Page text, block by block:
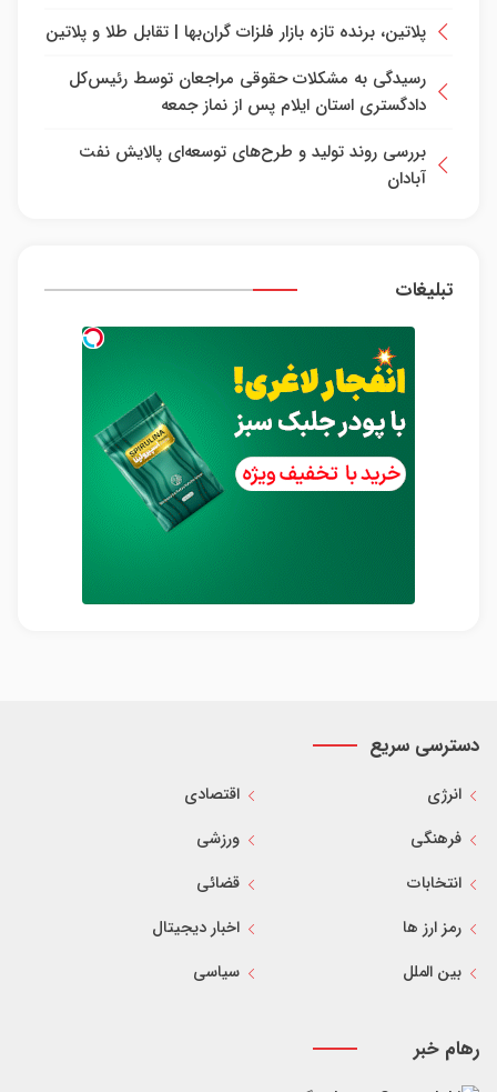
پلاتین، برنده تازه بازار فلزات گران‌بها | تقابل طلا و پلاتین
رسیدگی به مشکلات حقوقی مراجعان توسط رئیس‌کل
دادگستری استان ایلام پس از نماز جمعه
بررسی روند تولید و طرح‌های توسعه‌ای پالایش نفت
آبادان
تبلیغات
دسترسی سریع
انرژی
اقتصادی
فرهنگی
ورزشی
انتخابات
قضائی
رمز ارز ها
اخبار دیجیتال
بین الملل
سیاسی
رهام خبر